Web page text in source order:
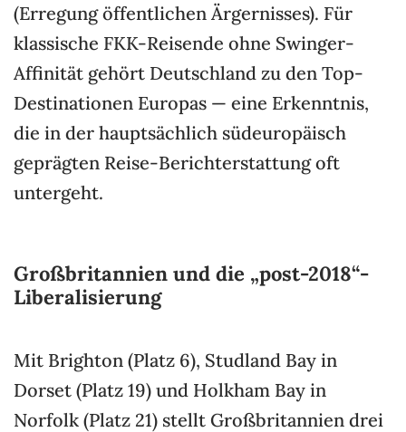
(Erregung öffentlichen Ärgernisses). Für
klassische FKK-Reisende ohne Swinger-
Affinität gehört Deutschland zu den Top-
Destinationen Europas — eine Erkenntnis,
die in der hauptsächlich südeuropäisch
geprägten Reise-Berichterstattung oft
untergeht.
Großbritannien und die „post-2018“-
Liberalisierung
Mit Brighton (Platz 6), Studland Bay in
Dorset (Platz 19) und Holkham Bay in
Norfolk (Platz 21) stellt Großbritannien drei